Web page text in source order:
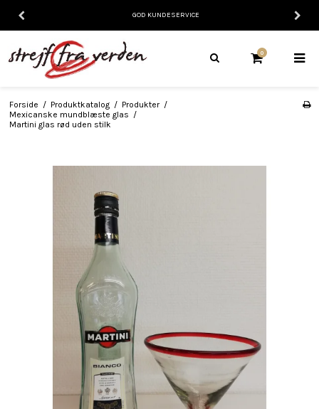
GOD KUNDESERVICE
0
Forside / Produktkatalog / Produkter /
Mexicanske mundblæste glas /
Martini glas rød uden stilk